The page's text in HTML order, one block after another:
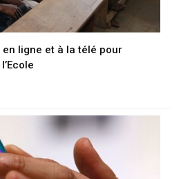
en ligne et à la télé pour